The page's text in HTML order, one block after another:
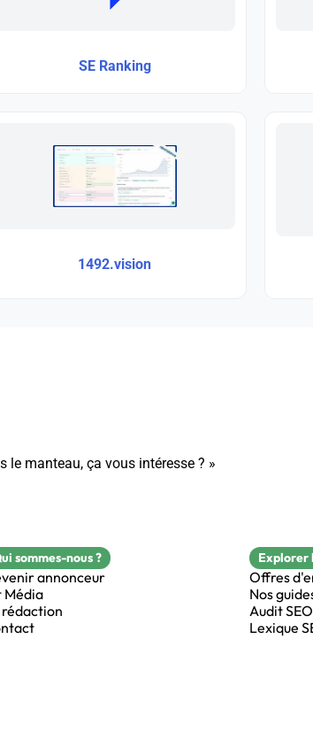
SE Ranking
1492.vision
le manteau, ça vous intéresse ? »
sommes-nous ?
annonceur
Média
rédaction
Explorer
Offres
Nos
Audit SEO
Lexique